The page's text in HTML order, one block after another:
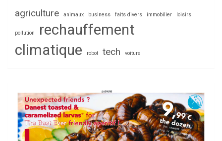
agriculture animaux business faits divers immobilier loisirs
pollution
rechauffement
climatique
robot tech voiture